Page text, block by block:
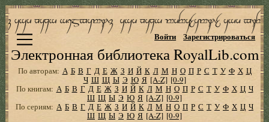
Электронная библиотека RoyalLib.com
Войти Зарегистрироваться
По авторам: А Б В Г Д Е Ж З И Й К Л М Н О П Р С Т У Ф Х Ц
Ч Ш Щ Ы Э Ю Я [A-Z] [0-9]
По книгам: А Б В Г Д Е Ж З И Й К Л М Н О П Р С Т У Ф Х Ц Ч
Ш Щ Ы Э Ю Я [A-Z] [0-9]
По сериям: А Б В Г Д Е Ж З И Й К Л М Н О П Р С Т У Ф Х Ц Ч
Ш Щ Ы Э Ю Я [A-Z] [0-9]